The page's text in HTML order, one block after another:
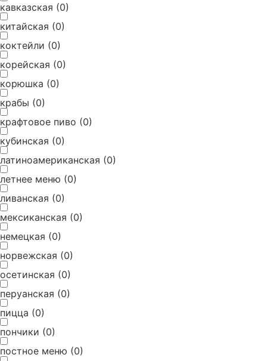
кавказская (0)
китайская (0)
коктейли (0)
корейская (0)
корюшка (0)
крабы (0)
крафтовое пиво (0)
кубинская (0)
латиноамериканская (0)
летнее меню (0)
ливанская (0)
мексиканская (0)
немецкая (0)
норвежская (0)
осетинская (0)
перуанская (0)
пицца (0)
пончики (0)
постное меню (0)